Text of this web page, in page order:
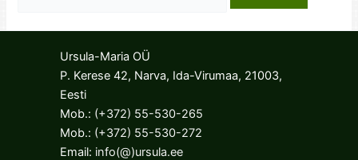
Ursula-Maria OÜ
P. Kerese 42, Narva, Ida-Virumaa, 21003,
Eesti
Mob.: (+372) 55-530-265
Mob.: (+372) 55-530-272
Email: info(@)ursula.ee